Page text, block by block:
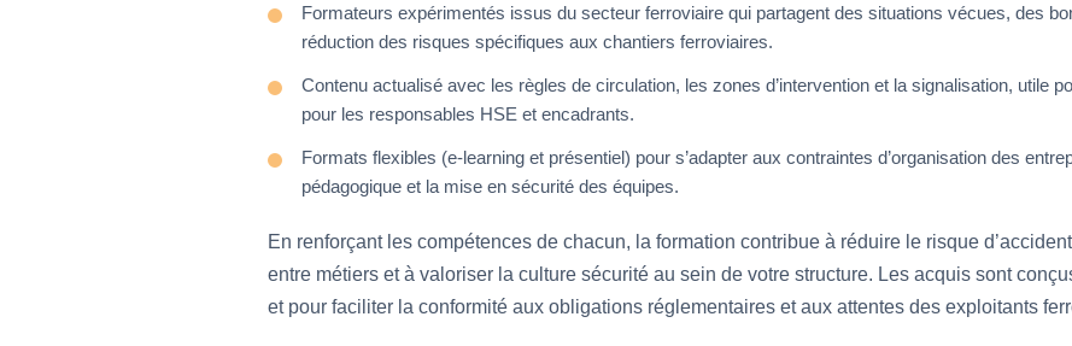
Formateurs expérimentés issus du secteur ferroviaire qui partagent des situations vécues, des
réduction des risques spécifiques aux chantiers ferroviaires.
Contenu actualisé avec les règles de circulation, les zones d’intervention et la signalisation, utile
pour les responsables HSE et encadrants.
Formats flexibles (e-learning et présentiel) pour s’adapter aux contraintes d’organisation des
pédagogique et la mise en sécurité des équipes.
En renforçant les compétences de chacun, la formation contribue à réduire le risque
entre métiers et à valoriser la culture sécurité au sein de votre structure. Les acquis sont
et pour faciliter la conformité aux obligations réglementaires et aux attentes des exploitants